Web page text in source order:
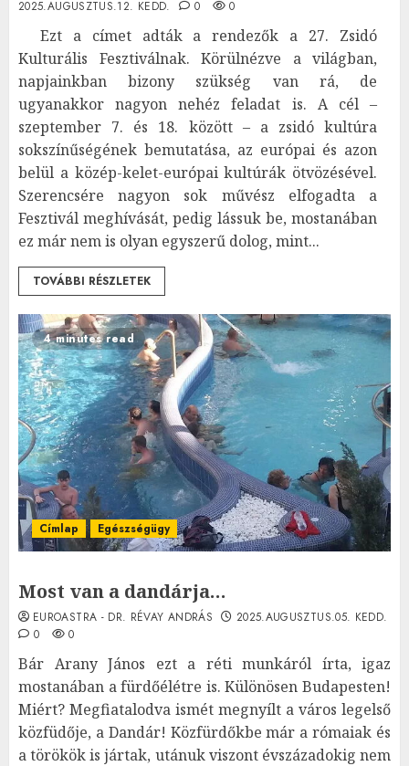
2025.AUGUSZTUS.12. KEDD. 0 0
Ezt a címet adták a rendezők a 27. Zsidó
Kulturális Fesztiválnak. Körülnézve a világban,
napjainkban bizony szükség van rá, de
ugyanakkor nagyon nehéz feladat is. A cél –
szeptember 7. és 18. között – a zsidó kultúra
sokszínűségének bemutatása, az európai és azon
belül a közép-kelet-európai kultúrák ötvözésével.
Szerencsére nagyon sok művész elfogadta a
Fesztivál meghívását, pedig lássuk be, mostanában
ez már nem is olyan egyszerű dolog, mint...
TOVÁBBI RÉSZLETEK
4 minutes read
Címlap Egészségügy
Most van a dandárja…
EUROASTRA - DR. RÉVAY ANDRÁS
2025.AUGUSZTUS.05. KEDD.
0
0
Bár Arany János ezt a réti munkáról írta, igaz
mostanában a fürdőélétre is. Különösen Budapesten!
Miért? Megfiatalodva ismét megnyílt a város legelső
közfüdője, a Dandár! Közfürdőkbe már a rómaiak és
a törökök is jártak, utánuk viszont évszázadokig nem